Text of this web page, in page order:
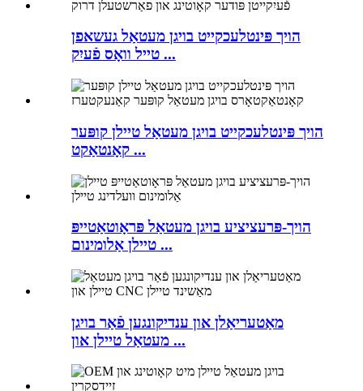
הויך פּינטלעכקייט בויגן מעטאַל געשאפן
טייל וואָס פֿעיִק ...
הויך פּינטלעכקייט בויגן מעטאַל טיילן קופּער
קאָנטאַקט ...
הויך-פּרעציציע בויגן מעטאַל פּראָוטאַטייפּ
טיילן אַלומינום ...
מאַטעריאַלן און ענדיקונגען פֿאַר בויגן
מעטאַל טיילן און ...